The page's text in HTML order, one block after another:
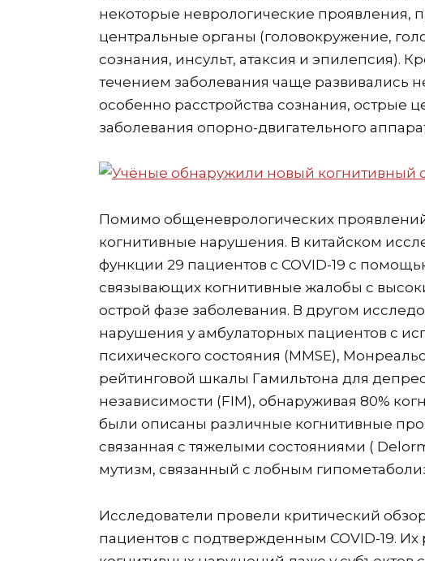
некоторые неврологические проявления,
центральные органы (головокружение,
сознания, инсульт, атаксия и эпилепсия).
течением заболевания чаще развивались
особенно расстройства сознания, острые
заболевания опорно-двигательного
Помимо общеневрологических
когнитивные нарушения. В китайском
функции 29 пациентов с COVID-19 с
связывающих когнитивные жалобы с
острой фазе заболевания. В другом
нарушения у амбулаторных пациентов с
психического состояния (MMSE),
рейтинговой шкалы Гамильтона для
независимости (FIM), обнаруживая 80%
были описаны различные когнитивные
связанная с тяжелыми состояниями (
мутизм, связанный с лобным
Исследователи провели критический
пациентов с подтвержденным COVID-19.